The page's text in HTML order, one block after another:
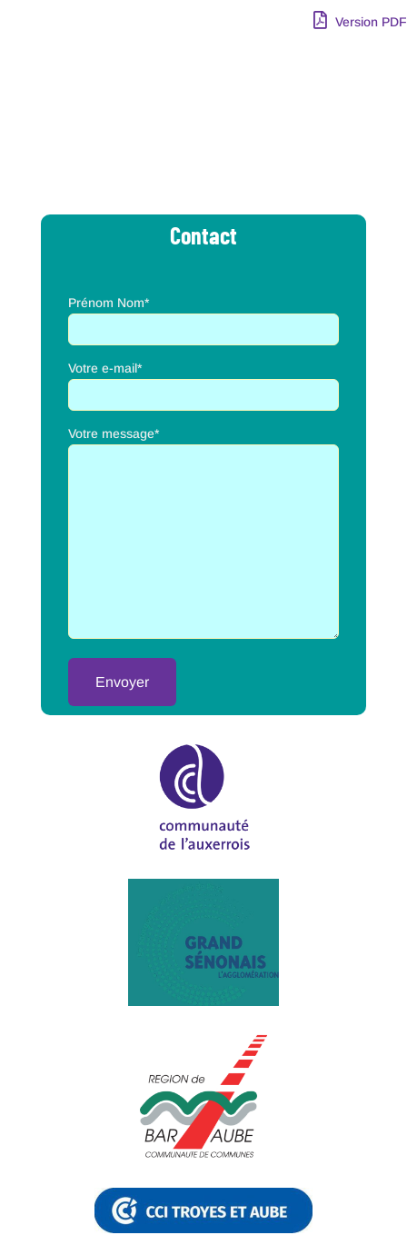
Version PDF
Contact
Prénom Nom*
Votre e-mail*
Votre message*
Alternative: